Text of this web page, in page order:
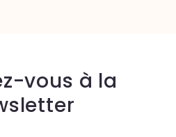
vous à la